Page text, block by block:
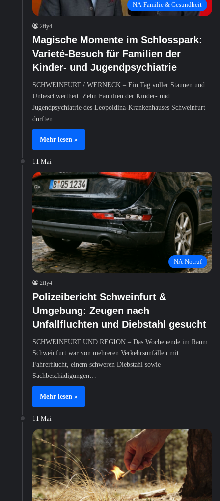
NA-Familie & Gesundheit
2fly4
Magische Momente im Schlosspark:
Varieté-Besuch für Familien der
Kinder- und Jugendpsychiatrie
SCHWEINFURT / WERNECK – Ein Tag voller Staunen und
Unbeschwertheit: Zehn Familien der Kinder- und
Jugendpsychiatrie des Leopoldina-Krankenhauses Schweinfurt
durften…
Mehr lesen »
11 Mai
NA-Notruf
2fly4
Polizeibericht Schweinfurt &
Umgebung: Zeugen nach
Unfallfluchten und Diebstahl gesucht
SCHWEINFURT UND REGION – Das Wochenende im Raum
Schweinfurt war von mehreren Verkehrsunfällen mit
Fahrerflucht, einem schweren Diebstahl sowie
Sachbeschädigungen…
Mehr lesen »
11 Mai